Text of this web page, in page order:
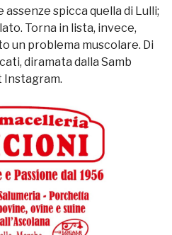
spicca quella di Lulli;
Torna in lista, invece,
un problema muscolare. Di
diramata dalla Samb
Instagram.